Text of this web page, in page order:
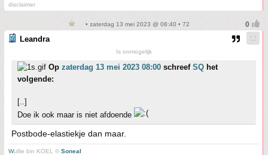
disclaimer
• zaterdag 13 mei 2023 @ 08:40 • 72
Leandra
Is onmogelijk
Op zaterdag 13 mei 2023 08:00 schreef SQ het
volgende:
[..]
Doe ik ook maar is niet afdoende
Postbode-elastiekje dan maar.
Wullie bin KOEL © Soneal